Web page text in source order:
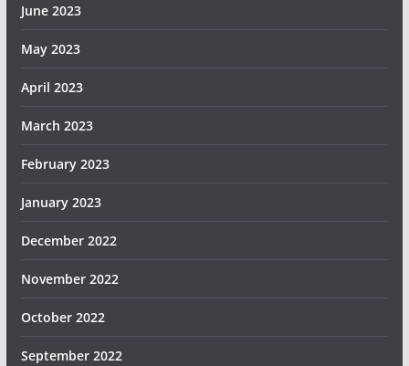
June 2023
May 2023
April 2023
March 2023
February 2023
January 2023
December 2022
November 2022
October 2022
September 2022